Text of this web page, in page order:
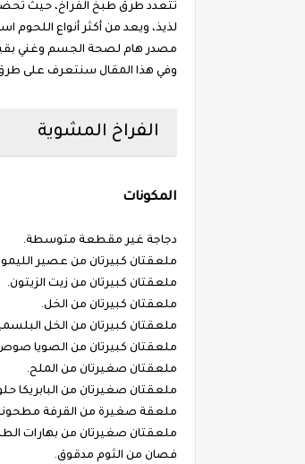
تتعدد طرق طبخ الفراخ، حيث
لذيذ، ويعد من أكثر أنواع اللحوم
مصدر هام لصحة الجسم وغني بقيم
وفي هذا المقال سنتعرف على
الفراخ المشوية
المكونات
دجاجة غير مقطعة متوسطة.
ملعقتان كبيرتان من عصير
ملعقتان كبيرتان من زيت الزيتون.
ملعقتان كبيرتان من الخل.
ملعقتان كبيرتان من الخل
ملعقتان كبيرتان من الصويا
ملعقتان صغيرتان من الملح.
ملعقتان صغيرتان من البابريكا
ملعقة صغيرة من القرفة
ملعقتان صغيرتان من بهارات
فصان من الثوم مدقوق.